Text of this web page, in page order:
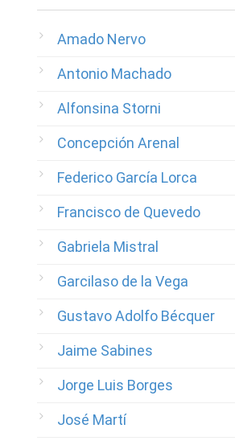
Amado Nervo
Antonio Machado
Alfonsina Storni
Concepción Arenal
Federico García Lorca
Francisco de Quevedo
Gabriela Mistral
Garcilaso de la Vega
Gustavo Adolfo Bécquer
Jaime Sabines
Jorge Luis Borges
José Martí